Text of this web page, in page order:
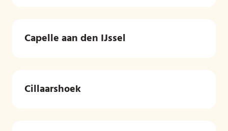
Capelle aan den IJssel
Cillaarshoek